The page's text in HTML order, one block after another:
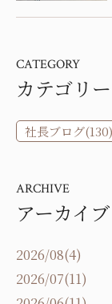
CATEGORY
カテゴリー
社長ブログ(130)
ARCHIVE
アーカイブ
2026/08(4)
2026/07(11)